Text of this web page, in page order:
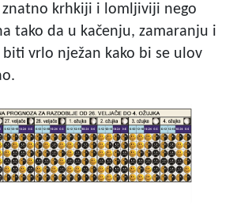
znatno krhkiji i lomljiviji nego
tako da u kačenju, zamaranju i
vrlo nježan kako bi se ulov